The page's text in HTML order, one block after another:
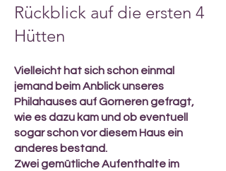
Rückblick auf die ersten 4
Hütten
Vielleicht hat sich schon einmal
jemand beim Anblick unseres
Philahauses auf Gorneren gefragt,
wie es dazu kam und ob eventuell
sogar schon vor diesem Haus ein
anderes bestand.
Zwei gemütliche Aufenthalte im